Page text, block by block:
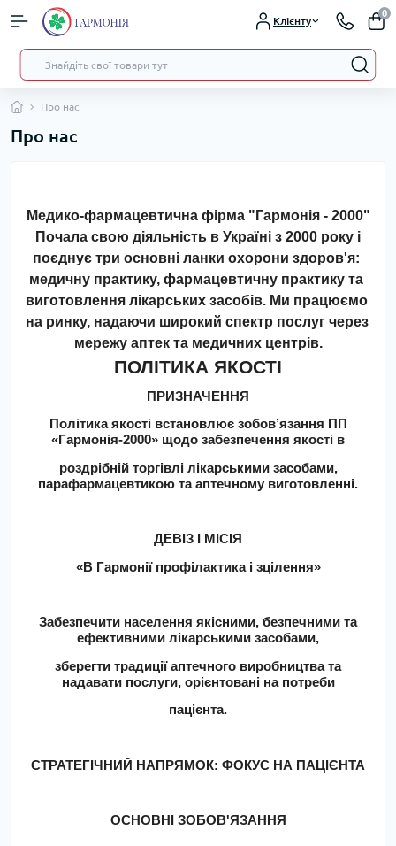
Клієнту
0
Про нас
Про нас
Медико-фармацевтична фірма "Гармонія - 2000"
поєднує три основні ланки охорони здоров'я:
медичну практику, фармацевтичну практику та
виготовлення лікарських засобів. Ми працюємо
на ринку, надаючи широкий спектр послуг через
мережу аптек та медичних центрів.
ПОЛІТИКА ЯКОСТІ
ПРИЗНАЧЕННЯ
Політика якості встановлює зобов’язання ПП
«Гармонія-2000» щодо забезпечення якості в
роздрібній торгівлі лікарськими засобами,
парафармацевтикою та аптечному виготовленні.
ДЕВІЗ І МІСІЯ
«В Гармонії профілактика і зцілення»
Забезпечити населення якісними, безпечними та
ефективними лікарськими засобами,
зберегти традиції аптечного виробництва та
надавати послуги, орієнтовані на потреби
пацієнта.
СТРАТЕГІЧНИЙ НАПРЯМОК: ФОКУС НА ПАЦІЄНТА
ОСНОВНІ ЗОБОВ'ЯЗАННЯ